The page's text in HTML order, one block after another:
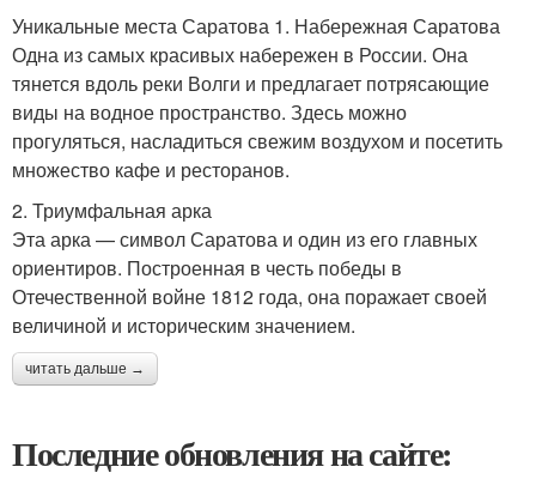
Уникальные места Саратова 1. Набережная Саратова
Одна из самых красивых набережен в России. Она
тянется вдоль реки Волги и предлагает потрясающие
виды на водное пространство. Здесь можно
прогуляться, насладиться свежим воздухом и посетить
множество кафе и ресторанов.
2. Триумфальная арка
Эта арка — символ Саратова и один из его главных
ориентиров. Построенная в честь победы в
Отечественной войне 1812 года, она поражает своей
величиной и историческим значением.
читать дальше →
Последние обновления на сайте: